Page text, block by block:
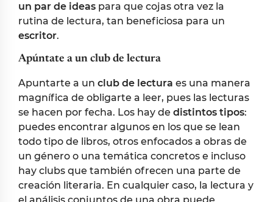
un par de ideas para que cojas otra vez la
rutina de lectura, tan beneficiosa para un
escritor.
Apúntate a un club de lectura
Apuntarte a un club de lectura es una manera
magnífica de obligarte a leer, pues las lecturas
se hacen por fecha. Los hay de distintos tipos:
puedes encontrar algunos en los que se lean
todo tipo de libros, otros enfocados a obras de
un género o una temática concretos e incluso
hay clubs que también ofrecen una parte de
creación literaria. En cualquier caso, la lectura y